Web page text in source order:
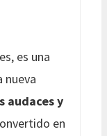
es una
nueva
audaces y
en